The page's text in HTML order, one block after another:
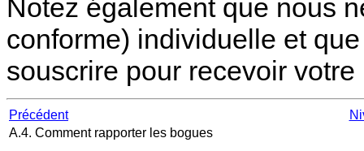
Notez également que nous
conforme) individuelle et
souscrire pour recevoir votre
Précédent
A.4. Comment rapporter les bogues